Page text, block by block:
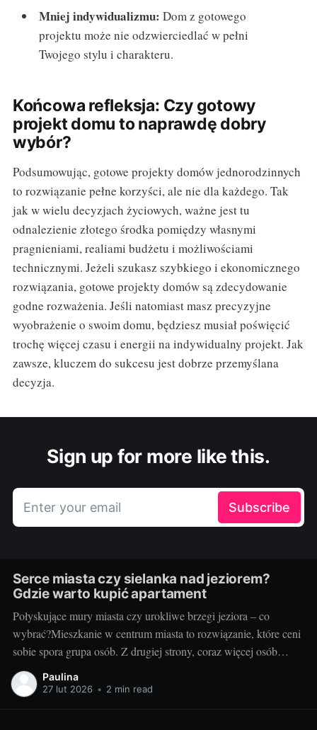
Mniej indywidualizmu: Dom z gotowego
projektu może nie odzwierciedlać w pełni
Twojego stylu i charakteru.
Końcowa refleksja: Czy gotowy
projekt domu to naprawdę dobry
wybór?
Podsumowując, gotowe projekty domów jednorodzinnych
to rozwiązanie pełne korzyści, ale nie dla każdego. Tak
jak w wielu decyzjach życiowych, ważne jest tu
odnalezienie złotego środka pomiędzy własnymi
pragnieniami, realiami budżetu i możliwościami
technicznymi. Jeżeli szukasz szybkiego i ekonomicznego
rozwiązania, gotowe projekty domów są zdecydowanie
godne rozważenia. Jeśli natomiast masz precyzyjne
wyobrażenie o swoim domu, będziesz musiał poświęcić
trochę więcej czasu i energii na indywidualny projekt. Jak
zawsze, kluczem do sukcesu jest dobrze przemyślana
decyzja.
Sign up for more like this.
Enter your email Subscribe
Serce miasta czy sielanka nad jeziorem?
Gdzie warto kupić apartament
Połyskujące mury miasta czy urokliwe brzegi jeziora – co
wybrać?Mieszkanie w centrum miasta to rozwiązanie, które ceni
sobie spora grupa osób. Z drugiej strony, coraz więcej osób
pragnie uciec od miejskiego zgiełku w stronę ciszy, spokoju i
bliskości z naturą, na przykład mieszkając nad jeziorem. Wiele
Paulina
27 lut 2026 • 2 min read